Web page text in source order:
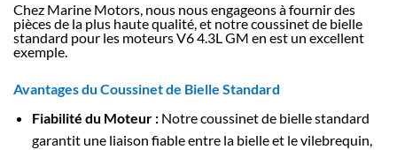
Chez Marine Motors, nous nous engageons à fournir des
pièces de la plus haute qualité, et notre coussinet de bielle
standard pour les moteurs V6 4.3L GM en est un excellent
exemple.
Avantages du Coussinet de Bielle Standard
Fiabilité du Moteur :Notre coussinet de bielle standard
garantit une liaison fiable entre la bielle et le vilebrequin,